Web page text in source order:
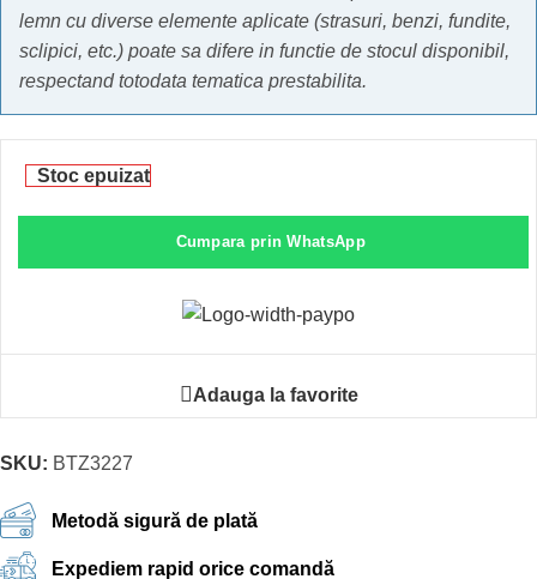
lemn cu diverse elemente aplicate (strasuri, benzi, fundite,
sclipici, etc.) poate sa difere in functie de stocul disponibil,
respectand totodata tematica prestabilita.
Stoc epuizat
Cumpara prin WhatsApp
Adauga la favorite
SKU: BTZ3227
Metodă sigură de plată
Expediem rapid orice comandă